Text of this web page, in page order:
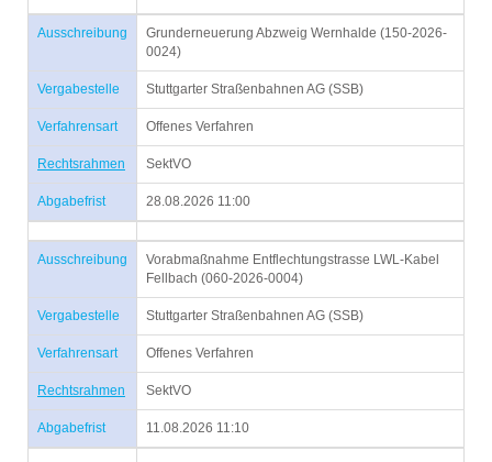
Ausschreibung
Grunderneuerung Abzweig Wernhalde (150-2026-
0024)
Vergabestelle Stuttgarter Straßenbahnen AG (SSB)
Verfahrensart Offenes Verfahren
Rechtsrahmen SektVO
Abgabefrist 28.08.2026 11:00
Ausschreibung
Vorabmaßnahme Entflechtungstrasse LWL-Kabel
Fellbach (060-2026-0004)
Vergabestelle Stuttgarter Straßenbahnen AG (SSB)
Verfahrensart Offenes Verfahren
Rechtsrahmen SektVO
Abgabefrist 11.08.2026 11:10